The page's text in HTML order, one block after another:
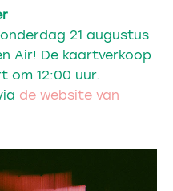
21 augustus
Air! De kaartverkoop
om 12:00 uur.
de website van